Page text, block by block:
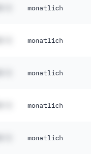
monatlich
monatlich
monatlich
monatlich
monatlich